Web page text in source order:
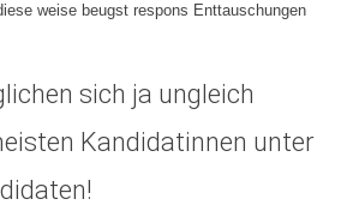
weise beugst respons Enttauschungen
sich ja ungleich
Kandidatinnen unter